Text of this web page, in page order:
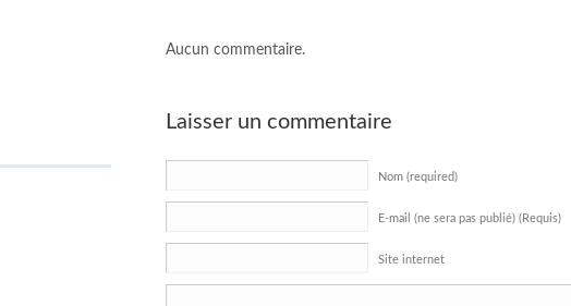
Aucun commentaire.
Laisser un commentaire
Nom (required)
E-mail (ne sera pas publié) (Requis)
Site internet